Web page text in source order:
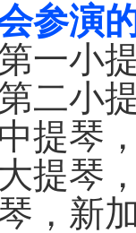
参演
一小
二小
提琴
提琴
，新